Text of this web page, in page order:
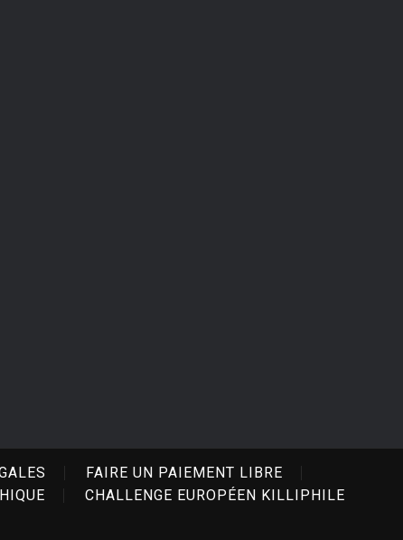
FAIRE UN PAIEMENT LIBRE
CHALLENGE EUROPÉEN KILLIPHILE